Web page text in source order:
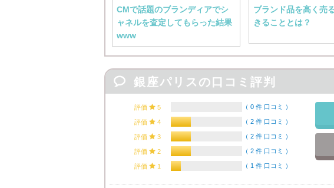
CMで話題のブランディアでシ
ャネルを査定してもらった結果
www
ブランド品を高く売
きることとは？
銀座パリスの口コミ評判
評価 5 （ 0 件 口コミ ）
評価 4 （ 2 件 口コミ ）
評価 3 （ 2 件 口コミ ）
評価 2 （ 2 件 口コミ ）
評価 1 （ 1 件 口コミ ）